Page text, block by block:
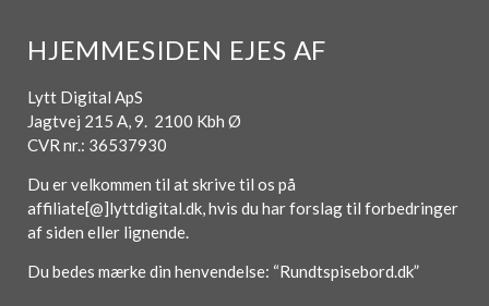
HJEMMESIDEN EJES AF
Lytt Digital ApS
Jagtvej 215 A, 9. 2100 Kbh Ø
CVR nr.: 36537930
Du er velkommen til at skrive til os på
affiliate[@]lyttdigital.dk, hvis du har forslag til forbedringer
af siden eller lignende.
Du bedes mærke din henvendelse: “Rundtspisebord.dk”